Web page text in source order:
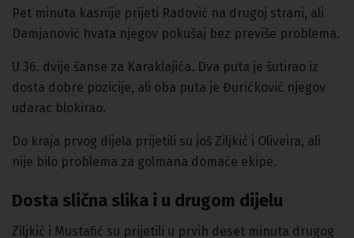
Pet minuta kasnije prijeti Radović na drugoj strani, ali
Damjanović hvata njegov pokušaj bez previše problema.
U 36. dvije šanse za Karaklajića. Dva puta je šutirao iz
dosta dobre pozicije, ali oba puta je Đurićković njegov
udarac blokirao.
Do kraja prvog dijela prijetili su još Ziljkić i Oliveira, ali
nije bilo problema za golmana domaće ekipe.
Dosta slična slika i u drugom dijelu
Ziljkić i Mustafić su prijetili u prvih deset minuta drugog